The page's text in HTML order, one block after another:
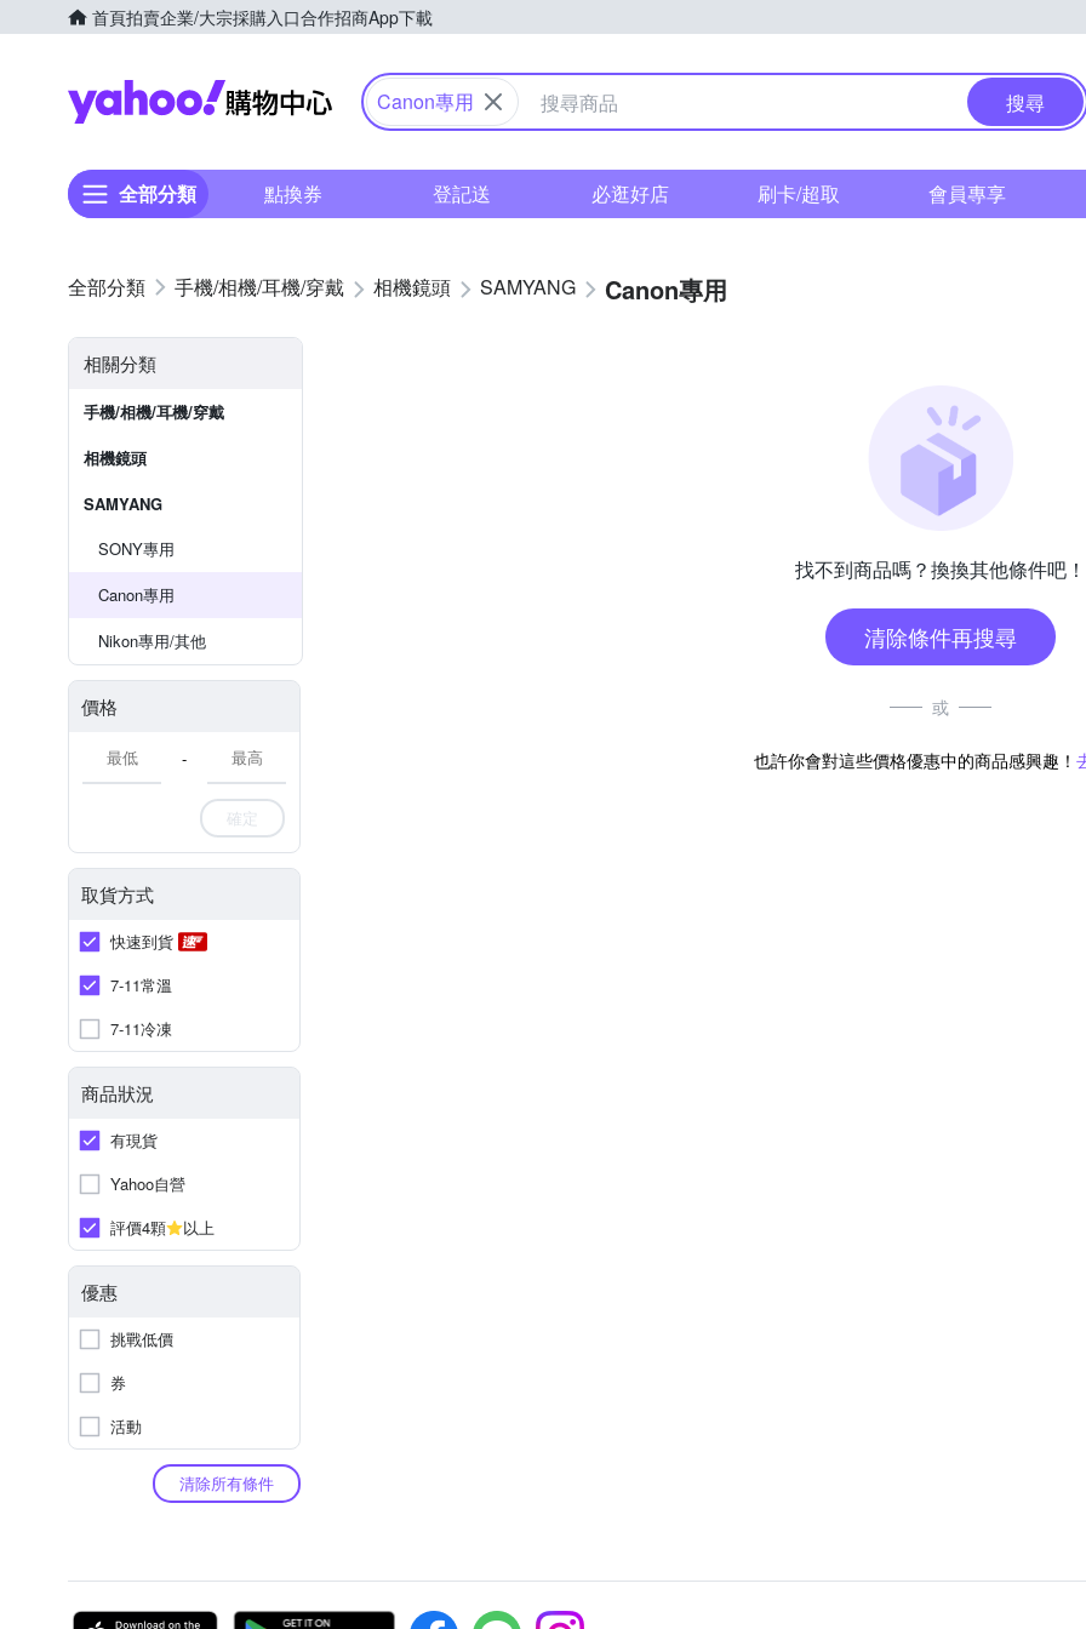
首頁拍賣企業/大宗採購入口合作招商App下載
Yahoo購物中心
Canon專用 搜尋
全部分類 點換券 登記送 必逛好店 刷卡/超取 會員專享
手機/相機/耳機/穿戴 相機鏡頭 SAMYANG Canon專用
相關分類
手機/相機/耳機/穿戴
相機鏡頭
SAMYANG
SONY專用
Canon專用
Nikon專用/其他
價格
-
確定
取貨方式
快速到貨
7-11常溫
7-11冷凍
商品狀況
有現貨
Yahoo自營
評價4顆
以上
優惠
挑戰低價
券
活動
清除所有條件
找不到商品嗎？換換其他條件吧！
清除條件再搜尋
或
也許你會對這些價格優惠中的商品感興趣！